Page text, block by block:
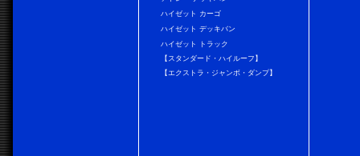
ハイゼット カーゴ
ハイゼット デッキバン
ハイゼット トラック
【スタンダード・ハイルーフ】
【エクストラ・ジャンボ・ダンプ】